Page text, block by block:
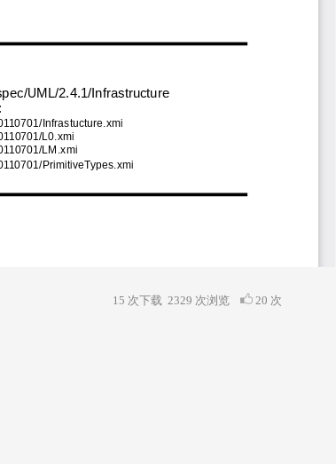
15 次下载 2329 次浏览 20 次